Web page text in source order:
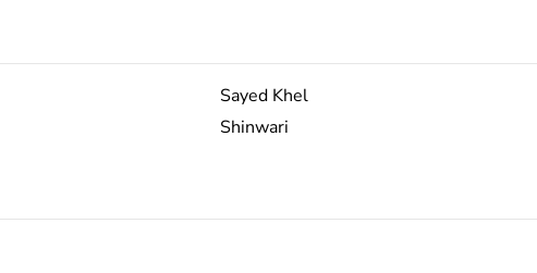
Sayed Khel
Shinwari